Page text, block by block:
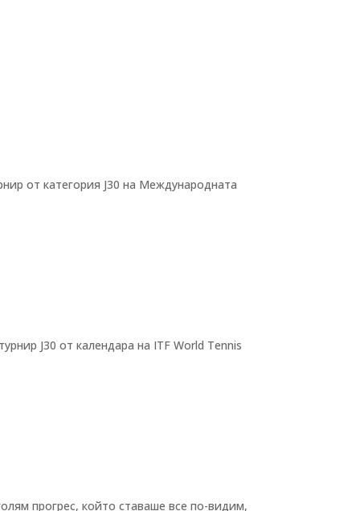
от категория J30 на Международната
J30 от календара на ITF World Tennis
прогрес, който ставаше все по-видим,